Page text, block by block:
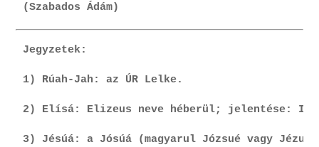
(Szabados Ádám)
Jegyzetek:
1) Rúah-Jah: az ÚR Lelke.
2) Elísá: Elizeus neve héberül; jelentése:
3) Jésúá: a Jósúá (magyarul Józsué vagy